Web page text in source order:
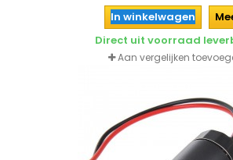
In winkelwagen
Direct uit voorraad
Aan vergelijken